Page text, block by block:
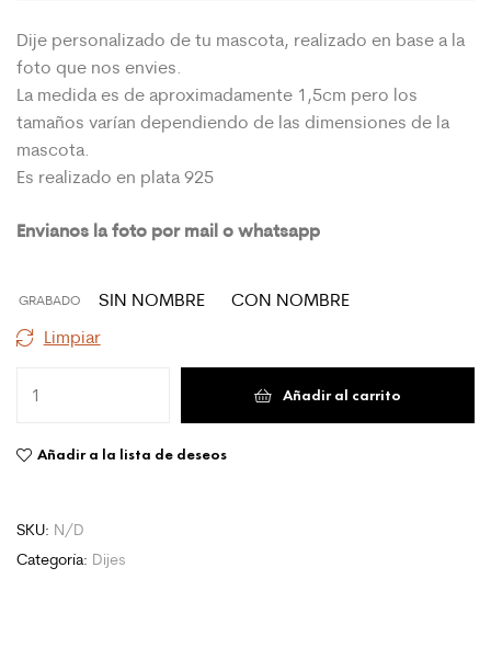
Dije personalizado de tu mascota, realizado en base a la
foto que nos envies.
La medida es de aproximadamente 1,5cm pero los
tamaños varían dependiendo de las dimensiones de la
mascota.
Es realizado en plata 925
Envianos la foto por mail o whatsapp
GRABADO SIN NOMBRE
CON NOMBRE
Limpiar
Añadir al carrito
Añadir a la lista de deseos
SKU: N/D
Categoría: Dijes